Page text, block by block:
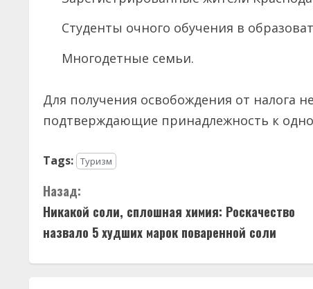
Студенты очного обучения в
Многодетные семьи.
Для получения освобождения от налога
подтверждающие принадлежность к
Tags: Туризм
П
р
Назад:
Никакой соли, сплошная химия: Роскачество
назвало 5 худших марок поваренной соли